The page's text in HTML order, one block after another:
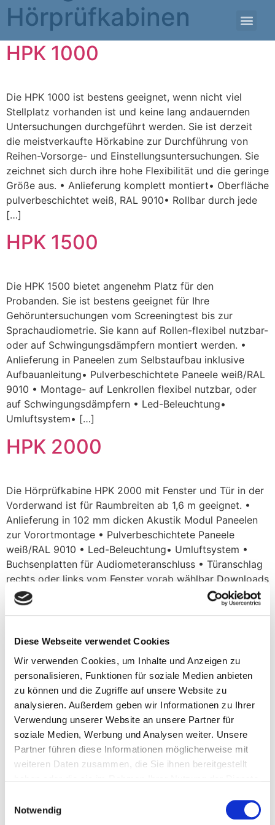
Diese Webseite verwendet Cookies
Wir verwenden Cookies, um Inhalte und Anzeigen zu
personalisieren, Funktionen für soziale Medien anbieten
zu können und die Zugriffe auf unsere Website zu
analysieren. Außerdem geben wir Informationen zu Ihrer
Verwendung unserer Website an unsere Partner für
soziale Medien, Werbung und Analysen weiter. Unsere
Partner führen diese Informationen möglicherweise mit
weiteren Daten zusammen, die Sie ihnen bereitgestellt
Notwendig
Hörprüfkabinen
HPK 1000
Die HPK 1000 ist bestens geeignet, wenn nicht viel
Stellplatz vorhanden ist und keine lang andauernden
Untersuchungen durchgeführt werden. Sie ist derzeit
die meistverkaufte Hörkabine zur Durchführung von
Reihen-Vorsorge- und Einstellungsuntersuchungen. Sie
zeichnet sich durch ihre hohe Flexibilität und die geringe
Größe aus. • Anlieferung komplett montiert• Oberfläche
pulverbeschichtet weiß, RAL 9010• Rollbar durch jede
[…]
HPK 1500
Die HPK 1500 bietet angenehm Platz für den
Probanden. Sie ist bestens geeignet für Ihre
Gehöruntersuchungen vom Screeningtest bis zur
Sprachaudiometrie. Sie kann auf Rollen-flexibel nutzbar-
oder auf Schwingungsdämpfern montiert werden. •
Anlieferung in Paneelen zum Selbstaufbau inklusive
Aufbauanleitung• Pulverbeschichtete Paneele weiß/RAL
9010 • Montage- auf Lenkrollen flexibel nutzbar, oder
auf Schwingungsdämpfern • Led-Beleuchtung•
Umluftsystem• […]
HPK 2000
Die Hörprüfkabine HPK 2000 mit Fenster und Tür in der
Vorderwand ist für Raumbreiten ab 1,6 m geeignet. •
Anlieferung in 102 mm dicken Akustik Modul Paneelen
zur Vorortmontage • Pulverbeschichtete Paneele
weiß/RAL 9010 • Led-Beleuchtung• Umluftsystem •
Buchsenplatten für Audiometeranschluss • Türanschlag
rechts oder links vom Fenster vorab wählbar Downloads
Prospekt Datenblatt
HPK 3000
Die Hörprüfkabine HPK 3000 ist eine einwandige
Konstruktion aus mehreren akustisch hochwirksamen
Bauteilen. Sie ist besonders flexibel und in
verschiedenen Kabinenvariationen lieferbar, da Tür- und
Fensterpaneele tauschbar sind und der Türanschlag
gewählt werden kann. • Anlieferung in 102 mm dicken
Akustik Modul Paneelen zur Vorortmontage •
Pulverbeschichtete Paneele weiß/RAL 9010 • Led-
HPK Baukasten